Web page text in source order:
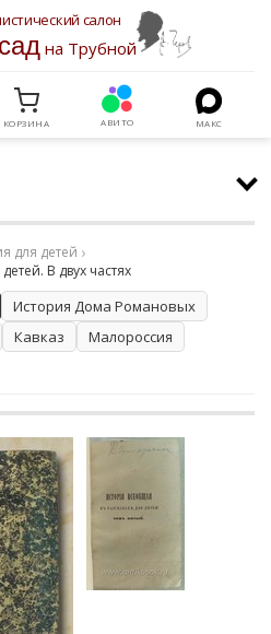
салон
на Трубной
КОРЗИНА АВИТО МАКС
для детей
В двух частях
История Дома Романовых
Кавказ
Малороссия